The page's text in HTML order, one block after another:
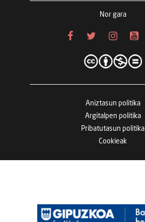
Nor gara
Aniztasun politika
Argitalpen politika
Pribatutasun politika
Cookieak